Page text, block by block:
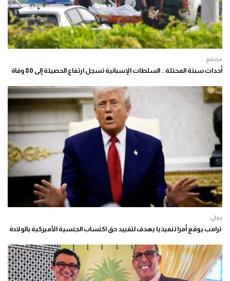
مجتمع
أحداث سبتة المحتلة.. السلطات الإسبانية تسجل ارتفاع الحصيلة إلى 80 وفاة
دولي
ترامب يوقع أمرا تنفيذيا يهدف لتقييد حق اكتساب الجنسية الأميركية بالولادة